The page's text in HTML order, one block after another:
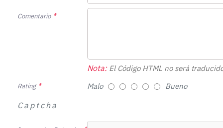
Comentario
Nota:El Código HTML no será
Rating Malo Bueno
Captcha